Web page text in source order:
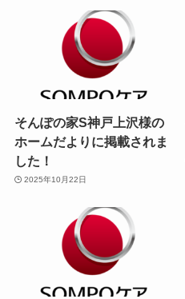
そんぽの家S神戸上沢様の
ホームだよりに掲載されま
した！
2025年10月22日